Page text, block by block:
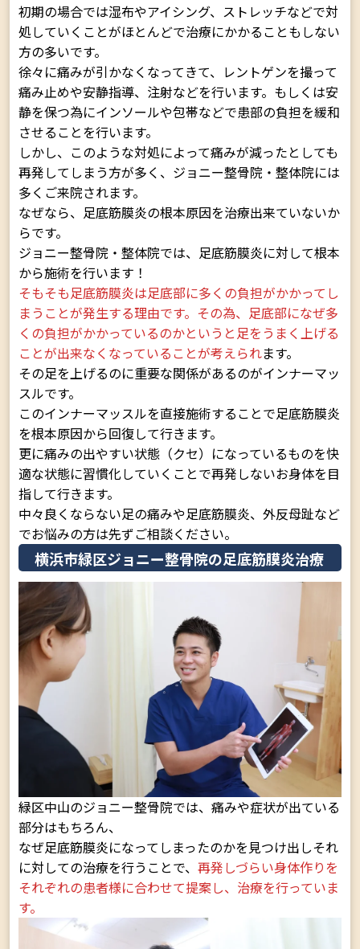
初期の場合では湿布やアイシング、ストレッチなどで対
処していくことがほとんどで治療にかかることもしない
方の多いです。
徐々に痛みが引かなくなってきて、レントゲンを撮って
痛み止めや安静指導、注射などを行います。もしくは安
静を保つ為にインソールや包帯などで患部の負担を緩和
させることを行います。
しかし、このような対処によって痛みが減ったとしても
再発してしまう方が多く、ジョニー整骨院・整体院には
多くご来院されます。
なぜなら、足底筋膜炎の根本原因を治療出来ていないか
らです。
ジョニー整骨院・整体院では、足底筋膜炎に対して根本
から施術を行います！
そもそも足底筋膜炎は足底部に多くの負担がかかってし
まうことが発生する理由です。その為、足底部になぜ多
くの負担がかかっているのかというと足をうまく上げる
ことが出来なくなっていることが考えられます。
その足を上げるのに重要な関係があるのがインナーマッ
スルです。
このインナーマッスルを直接施術することで足底筋膜炎
を根本原因から回復して行きます。
更に痛みの出やすい状態（クセ）になっているものを快
適な状態に習慣化していくことで再発しないお身体を目
指して行きます。
中々良くならない足の痛みや足底筋膜炎、外反母趾など
でお悩みの方は先ずご相談ください。
横浜市緑区ジョニー整骨院の足底筋膜炎治療
緑区中山のジョニー整骨院では、痛みや症状が出ている
部分はもちろん、
なぜ足底筋膜炎になってしまったのかを見つけ出しそれ
に対しての治療を行うことで、 再発しづらい身体作りを
それぞれの患者様に合わせて提案し、治療を行っていま
す。